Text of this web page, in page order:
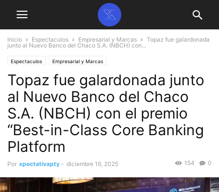
Inicio Espectaculos Empresarial y Marcas
Topaz fue galardonada
junto al Nuevo Banco del Chaco S.A. (NBCH) con...
Espectaculos Empresarial y Marcas
Topaz fue galardonada junto
al Nuevo Banco del Chaco
S.A. (NBCH) con el premio
“Best-in-Class Core Banking
Platform
Por xpectativapty - diciembre 16, 2025 0
154